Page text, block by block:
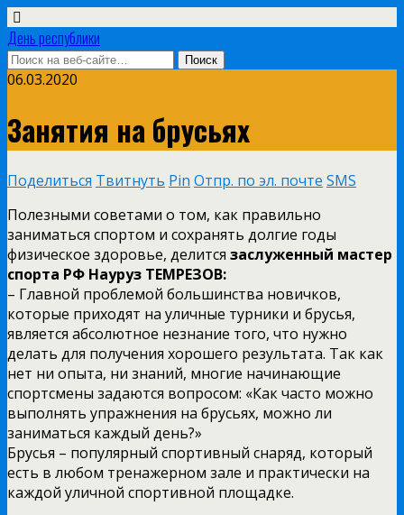
День республики
06.03.2020
Занятия на брусьях
Поделиться Твитнуть Pin Отпр. по эл. почте SMS
Полезными советами о том, как правильно
заниматься спортом и сохранять долгие годы
физическое здоровье, делится заслуженный мастер
спорта РФ Науруз ТЕМРЕЗОВ:
– Главной проблемой большинства новичков,
которые приходят на уличные турники и брусья,
является абсолютное незнание того, что нужно
делать для получения хорошего результата. Так как
нет ни опыта, ни знаний, многие начинающие
спортсмены задаются вопросом: «Как часто можно
выполнять упражнения на брусьях, можно ли
заниматься каждый день?»
Брусья – популярный спортивный снаряд, который
есть в любом тренажерном зале и практически на
каждой уличной спортивной площадке.